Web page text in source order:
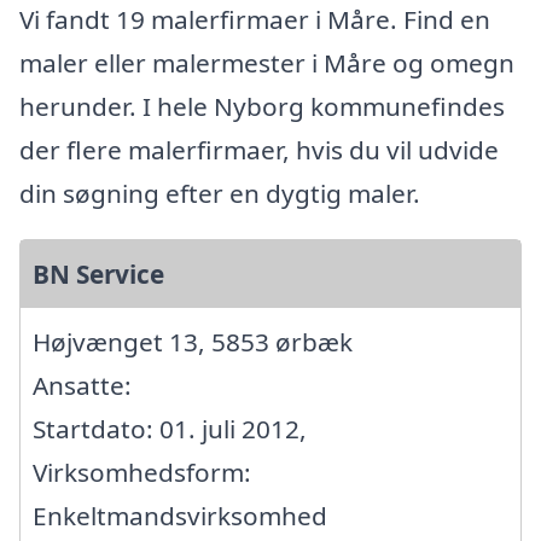
Vi fandt 19 malerfirmaer i Måre. Find en
maler eller malermester i Måre og omegn
herunder. I hele Nyborg kommunefindes
der flere malerfirmaer, hvis du vil udvide
din søgning efter en dygtig maler.
BN Service
Højvænget 13, 5853 ørbæk
Ansatte:
Startdato: 01. juli 2012,
Virksomhedsform:
Enkeltmandsvirksomhed